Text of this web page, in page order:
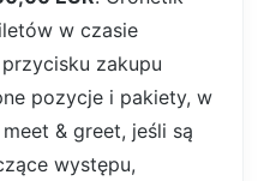
w czasie
zakupu
pozycje i pakiety, w
& greet, jeśli są
występu,